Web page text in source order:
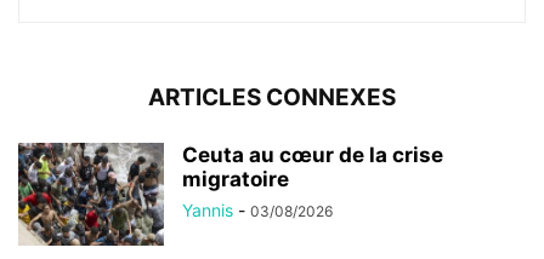
ARTICLES CONNEXES
Ceuta au cœur de la crise
migratoire
Yannis - 03/08/2026